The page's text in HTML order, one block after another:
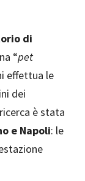
di
“pet
effettua le
dei
è stata
e Napoli: le